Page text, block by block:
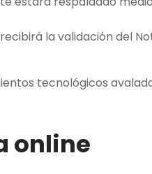
la validación del
tecnológicos
online